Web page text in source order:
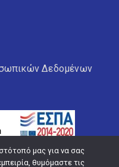
Δεδομένων
μας για να σας
θυμόμαστε τις